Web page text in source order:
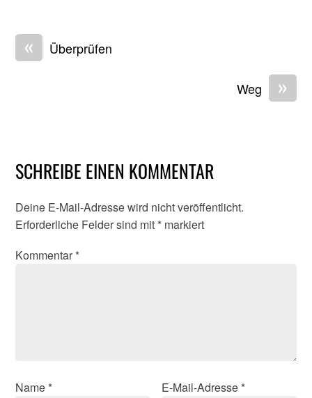
« Überprüfen
»
Weg
SCHREIBE EINEN KOMMENTAR
Deine E-Mail-Adresse wird nicht veröffentlicht.
Erforderliche Felder sind mit * markiert
Kommentar *
Name * E-Mail-Adresse *